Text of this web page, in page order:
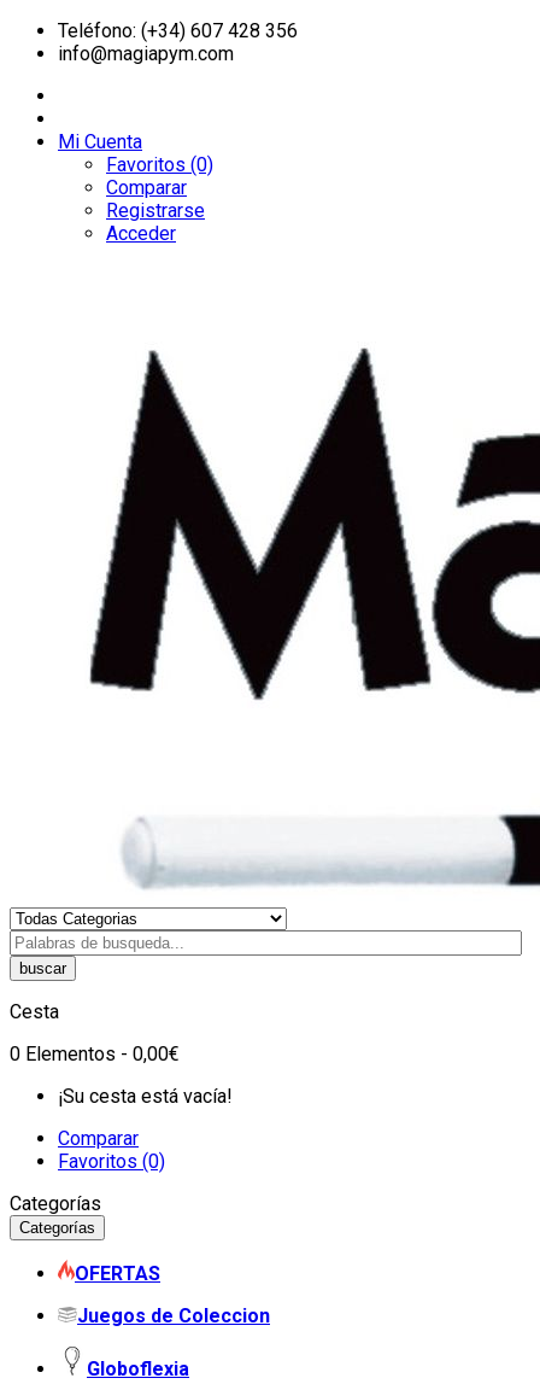
Teléfono: (+34) 607 428 356
info@magiapym.com
Mi Cuenta
Favoritos (0)
Comparar
Registrarse
Acceder
buscar
Cesta
0 Elementos - 0,00€
¡Su cesta está vacía!
Comparar
Favoritos (0)
Categorías
Categorías
OFERTAS
Juegos de Coleccion
Globoflexia